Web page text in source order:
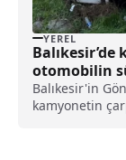
YEREL
otomobilin
Balıkesir'in
kamyonetin